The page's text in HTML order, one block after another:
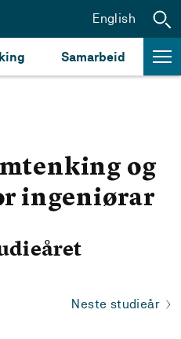
Samarbeid
English
og
ingeniørar
Neste studieår